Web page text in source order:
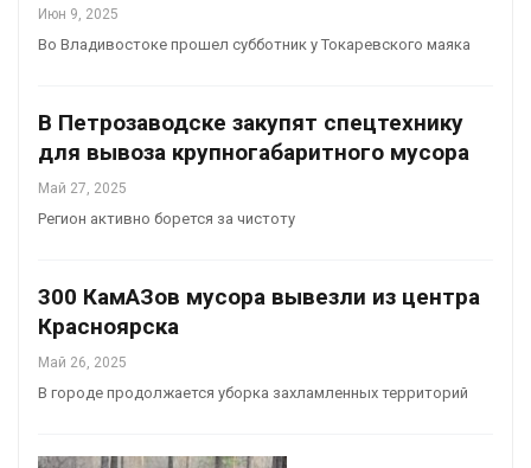
Июн 9, 2025
Во Владивостоке прошел субботник у Токаревского маяка
В Петрозаводске закупят спецтехнику
для вывоза крупногабаритного мусора
Май 27, 2025
Регион активно борется за чистоту
300 КамАЗов мусора вывезли из центра
Красноярска
Май 26, 2025
В городе продолжается уборка захламленных территорий